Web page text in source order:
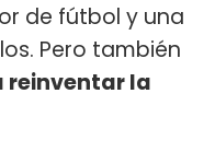
de fútbol y una
Pero también
reinventar la